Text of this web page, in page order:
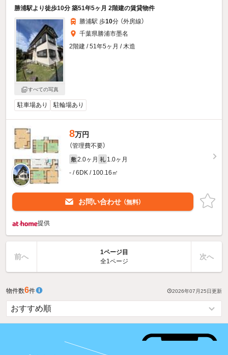
勝浦駅より徒歩10分 築51年5ヶ月 2階建の賃貸物件
すべての写真
勝浦駅 歩10分 （外房線）
千葉県勝浦市墨名
2階建 / 51年5ヶ月 / 木造
駐車場あり 駐輪場あり
8万円
（管理費不要）
敷 2.0ヶ月 礼 1.0ヶ月
- / 6DK / 100.16㎡
お問い合わせ （無料）
提供
前へ
1ページ目
全1ページ
次へ
物件数6件 2026年07月25日更新